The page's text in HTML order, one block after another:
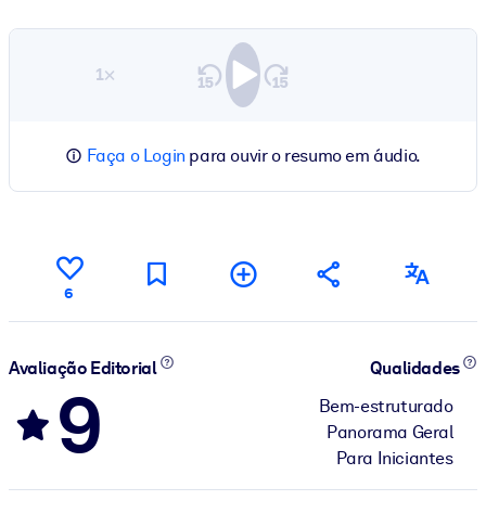
1×
Faça o Login para ouvir o resumo em áudio.
6
Avaliação Editorial
9
Qualidades
Bem-estruturado
Panorama Geral
Para Iniciantes